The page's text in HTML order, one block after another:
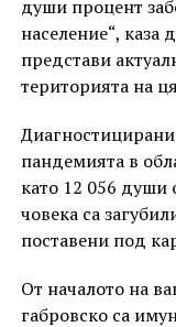
души процент
население“,
представи
територията на
пандемията в
като 12 056 души
човека са
поставени под
От началото на
габровско са